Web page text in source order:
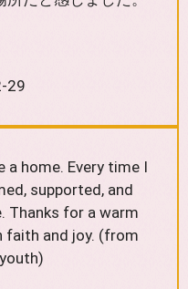
29
a home. Every time I
supported, and
Thanks for a warm
faith and joy. (from